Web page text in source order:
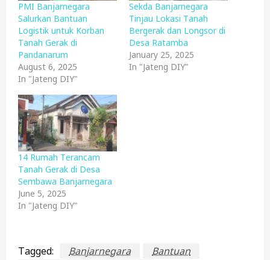
PMI Banjarnegara
Salurkan Bantuan
Logistik untuk Korban
Tanah Gerak di
Pandanarum
August 6, 2025
In "Jateng DIY"
Sekda Banjarnegara
Tinjau Lokasi Tanah
Bergerak dan Longsor di
Desa Ratamba
January 25, 2025
In "Jateng DIY"
14 Rumah Terancam
Tanah Gerak di Desa
Sembawa Banjarnegara
June 5, 2025
In "Jateng DIY"
Tagged: Banjarnegara
Bantuan